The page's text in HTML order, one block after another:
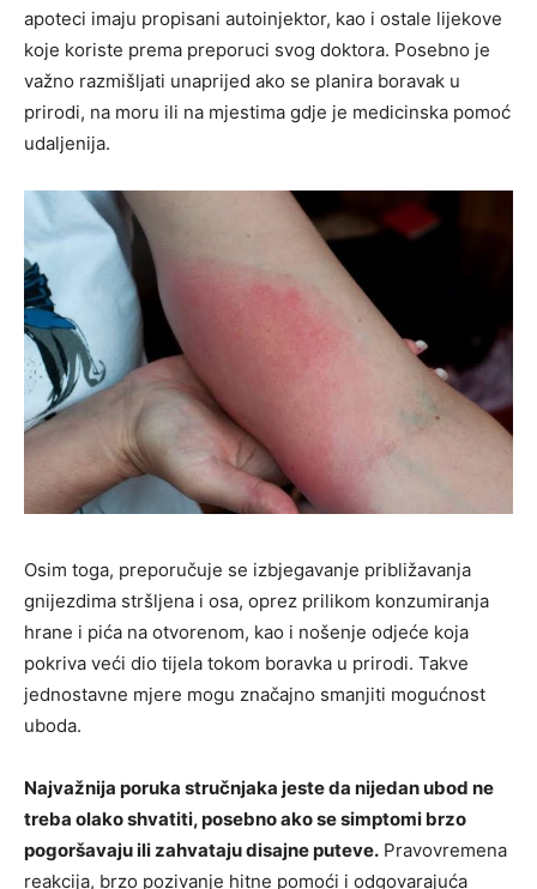
apoteci imaju propisani autoinjektor, kao i ostale lijekove
koje koriste prema preporuci svog doktora. Posebno je
važno razmišljati unaprijed ako se planira boravak u
prirodi, na moru ili na mjestima gdje je medicinska pomoć
udaljenija.
Osim toga, preporučuje se izbjegavanje približavanja
gnijezdima stršljena i osa, oprez prilikom konzumiranja
hrane i pića na otvorenom, kao i nošenje odjeće koja
pokriva veći dio tijela tokom boravka u prirodi. Takve
jednostavne mjere mogu značajno smanjiti mogućnost
uboda.
Najvažnija poruka stručnjaka jeste da nijedan ubod ne
treba olako shvatiti, posebno ako se simptomi brzo
pogoršavaju ili zahvataju disajne puteve. Pravovremena
reakcija, brzo pozivanje hitne pomoći i odgovarajuća